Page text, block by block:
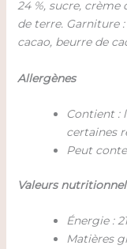
24 %, sucre,
de terre. Garniture
cacao, beurre de
Allergènes
Contient :
certaines
Peut
Valeurs
Énergie :
Matières